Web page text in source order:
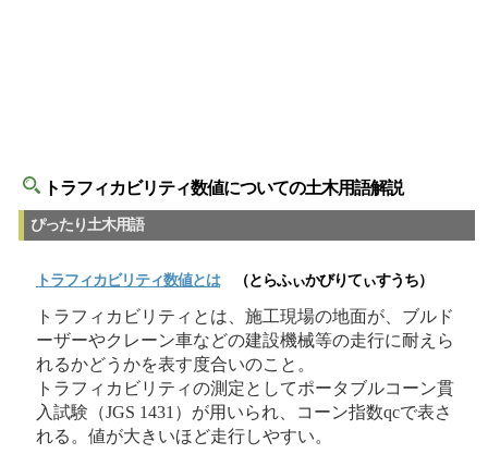
トラフィカビリティ数値についての土木用語解説
ぴったり土木用語
トラフィカビリティ数値とは（とらふぃかびりてぃすうち）
トラフィカビリティとは、施工現場の地面が、ブルド
ーザーやクレーン車などの建設機械等の走行に耐えら
れるかどうかを表す度合いのこと。
トラフィカビリティの測定としてポータブルコーン貫
入試験（JGS 1431）が用いられ、コーン指数qcで表さ
れる。値が大きいほど走行しやすい。